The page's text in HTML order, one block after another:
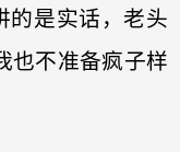
的是实话，老头
也不准备疯子样